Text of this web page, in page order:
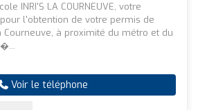
INRI'S LA COURNEUVE, votre
l'obtention de votre permis de
Courneuve, à proximité du métro et du
Voir le téléphone